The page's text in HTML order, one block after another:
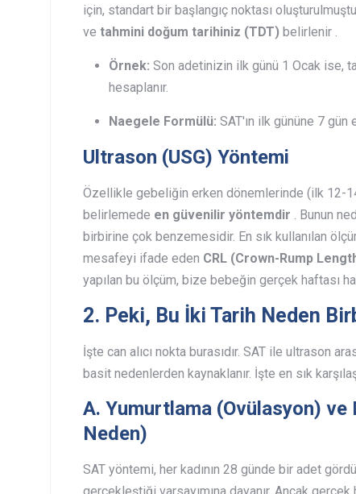
için, standart bir başlangıç noktası
ve tahmini doğum tarihiniz (TDT) belirlenir .
Örnek: Son adetinizin ilk günü 1 Ocak ise,
hesaplanır.
Naegele Formülü: SAT'ın ilk gününe 7
Ultrason (USG) Yöntemi
Özellikle gebeliğin erken dönemlerinde (ilk 12-
belirlemede en güvenilir yöntemdir . Bunun
birbirine çok benzemesidir. En sık kullanılan
mesafeyi ifade eden CRL (Crown-Rump
yapılan bu ölçüm, bize bebeğin gerçek haftası
2. Peki, Bu İki Tarih Neden
İşte can alıcı nokta burasıdır. SAT ile ultrason
basit nedenlerden kaynaklanır. İşte en sık
A. Yumurtlama (Ovülasyon) ve
Neden)
SAT yöntemi, her kadının 28 günde bir adet